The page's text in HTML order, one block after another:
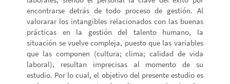
encontrarse detrás de todo proceso de gestión. Al
valorarar los intangibles relacionados con las buenas
prácticas en la gestión del talento humano, la
situación se vuelve compleja, puesto que las variables
que las componen (cultura; clima; calidad de vida
laboral), resultan imprecisas al momento de su
estudio. Por lo cual, el objetivo del presente estudio es